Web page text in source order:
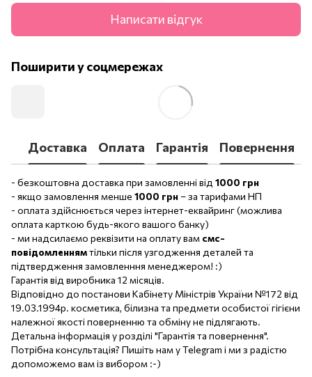
Написати відгук
Поширити у соцмережах
Доставка Оплата Гарантія Повернення
- безкоштовна доставка при замовленні від 1000 грн
- якщо замовлення менше 1000 грн– за тарифами НП
- оплата здійснюється через інтернет-еквайринг (можлива
оплата карткою будь-якого вашого банку)
- ми надсилаємо реквізити на оплату вам смс-
повідомленнямтільки після узгодження деталей та
підтвердження замовленння менеджером! :)
Гарантія від виробника 12 місяців.
Відповідно до постанови Кабінету Міністрів України №172 від
19.03.1994р. косметика, білизна та предмети особистої гігієни
належної якості поверненню та обміну не підлягають.
Детальна інформація у розділі "Гарантія та повернення".
Потрібна консультація? Пишіть нам у Telegram і ми з радістю
допоможемо вам із вибором :-)